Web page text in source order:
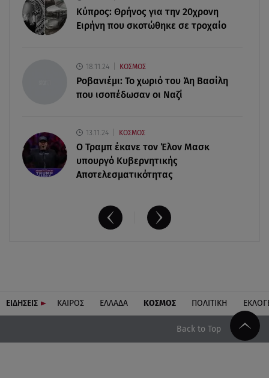
Κυκλάδες
αποτελέσματα
Κύπρος: Θρήνος για την 20χρονη
Ειρήνη που σκοτώθηκε σε τροχαίο
18.11.24 ΚΟΣΜΟΣ
Ροβανιέμι: Το χωριό του Άη Βασίλη
που ισοπέδωσαν οι Ναζί
13.11.24 ΚΟΣΜΟΣ
O Τραμπ έκανε τον Έλον Μασκ
υπουργό Κυβερνητικής
Αποτελεσματικότητας
ΕΙΔΗΣΕΙΣ ΚΑΙΡΟΣ ΕΛΛΑΔΑ ΚΟΣΜΟΣ ΠΟΛΙΤΙΚΗ
Back to Top